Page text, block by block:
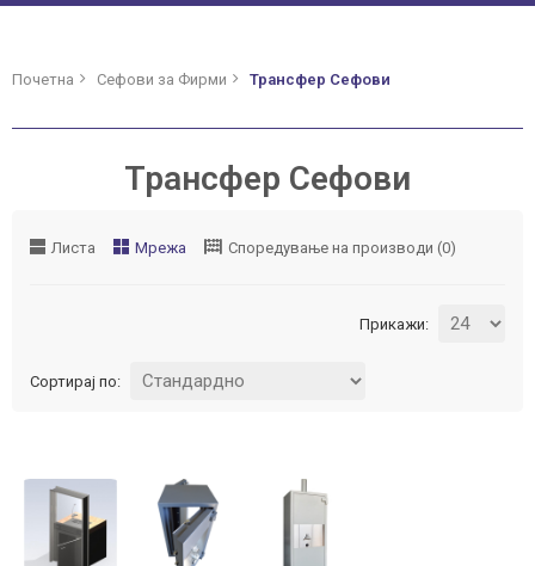
Почетна Сефови за Фирми Трансфер Сефови
Трансфер Сефови
Листа Мрежа Споредување на производи (0)
Прикажи:
Сортирај по:
ВО
ВО
ВО